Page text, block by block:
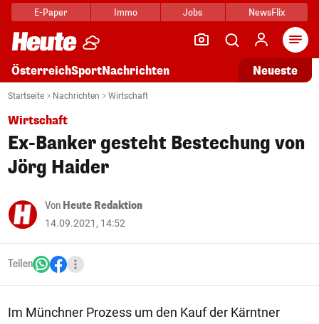
E-Paper Immo Jobs NewsFlix
ÖsterreichSportNachrichten Neueste
Startseite Nachrichten Wirtschaft
Wirtschaft
Ex-Banker gesteht Bestechung von
Jörg Haider
Von Heute Redaktion
14.09.2021, 14:52
Teilen
Im Münchner Prozess um den Kauf der Kärntner